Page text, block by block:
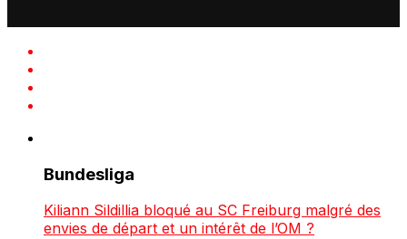
Bundesliga
Kiliann Sildillia bloqué au SC Freiburg malgré des
envies de départ et un intérêt de l’OM ?